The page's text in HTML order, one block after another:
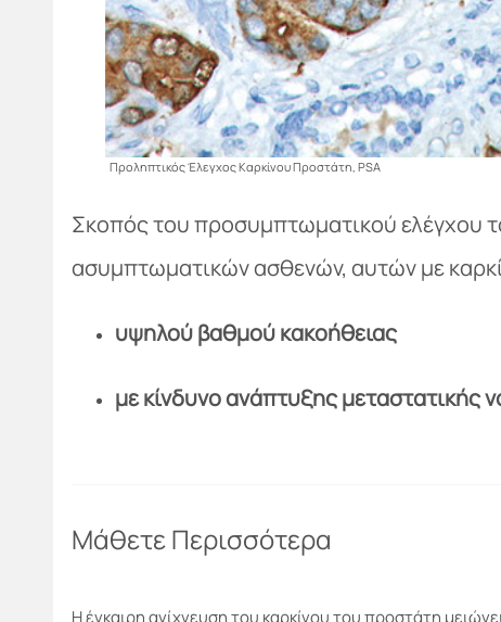
Προληπτικός Έλεγχος Καρκίνου Προστάτη, PSA
Σκοπός του προσυμπτωματικού ελέγχου
ασυμπτωματικών ασθενών, αυτών με
υψηλού βαθμού κακοήθειας
με κίνδυνο ανάπτυξης μεταστατικής
Μάθετε Περισσότερα
Η έγκαιρη ανίχνευση του καρκίνου του προστάτη